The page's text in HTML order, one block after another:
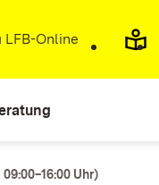
LFB-Online (Öffnet in
Uhr)